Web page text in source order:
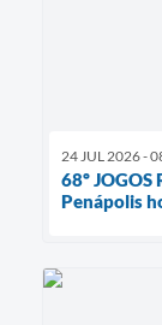
24 JUL 2026 -
68º JOGOS
Penápolis